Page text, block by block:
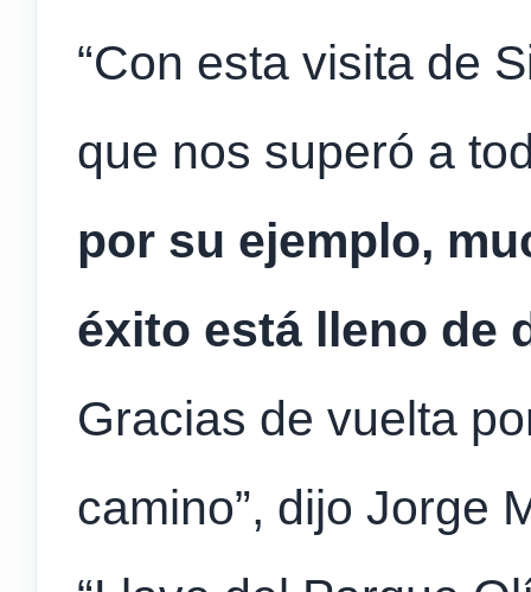
“Con esta visita de
que nos superó a
por su ejemplo,
éxito está lleno de
Gracias de vuelta
camino”, dijo Jorge